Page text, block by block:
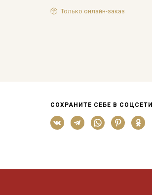
Только онлайн-заказ
СОХРАНИТЕ СЕБЕ В СОЦСЕТИ